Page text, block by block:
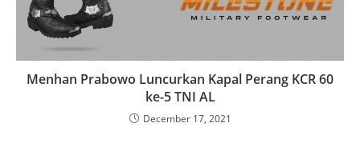
Menhan Prabowo Luncurkan Kapal Perang KCR 60
ke-5 TNI AL
December 17, 2021